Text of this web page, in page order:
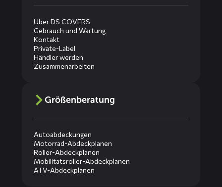
Über DS COVERS
Gebrauch und Wartung
Kontakt
Private-Label
Händler werden
Zusammenarbeiten
Größenberatung
Autoabdeckungen
Motorrad-Abdeckplanen
Roller-Abdeckplanen
Mobilitätsroller-Abdeckplanen
ATV-Abdeckplanen